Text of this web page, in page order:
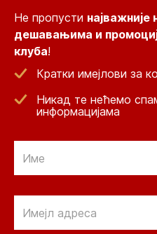
Не пропусти
дешавањима и
клуба!
Кратки имејлови за
Никад те нећемо
информацијама